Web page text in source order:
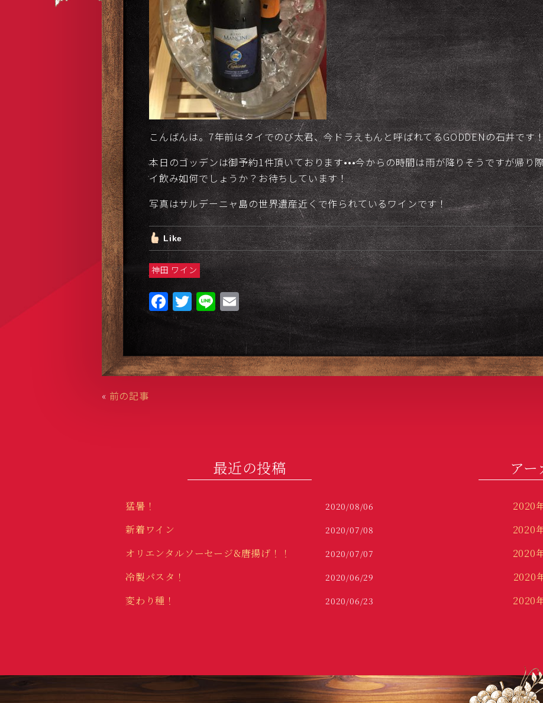
こんばんは。7年前はタイでのび太君、今ドラえもんと呼ばれてるGODDENの石井です
本日のゴッデンは御予約1件頂いております•••今からの時間は雨が降りそうですが帰り
イ飲み如何でしょうか？お待ちしています！
写真はサルデーニャ島の世界遺産近くで作られているワインです！
Like
神田 ワイン
F
a
e
b
T
w
it
te
r
Li
n
E
m
ai
l
« 前の記事
最近の投稿
猛暑！ 2020/08/06
新着ワイン 2020/07/08
オリエンタルソーセージ&唐揚げ！！ 2020/07/07
冷製パスタ！ 2020/06/29
変わり種！ 2020/06/23
ア
2020
2020
2020
2020
2020
2019年
2019